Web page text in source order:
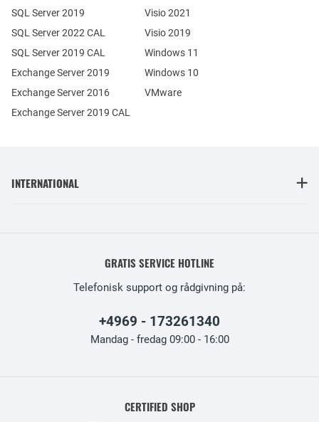
Exchange Server 2019
Exchange Server 2016
SQL Server 2019
SQL Server 2022 CAL
SQL Server 2019 CAL
Exchange Server 2019 CAL
Visio 2021
Visio 2019
Windows 11
Windows 10
VMware
INTERNATIONAL
GRATIS SERVICE HOTLINE
Telefonisk support og rådgivning på:
+4969 - 173261340
Mandag - fredag 09:00 - 16:00
CERTIFIED SHOP